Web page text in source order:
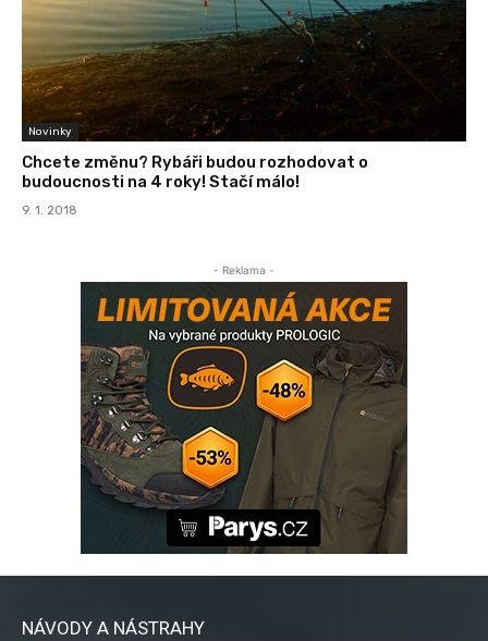
Novinky
Chcete změnu? Rybáři budou rozhodovat o
budoucnosti na 4 roky! Stačí málo!
9. 1. 2018
- Reklama -
NÁVODY A NÁSTRAHY